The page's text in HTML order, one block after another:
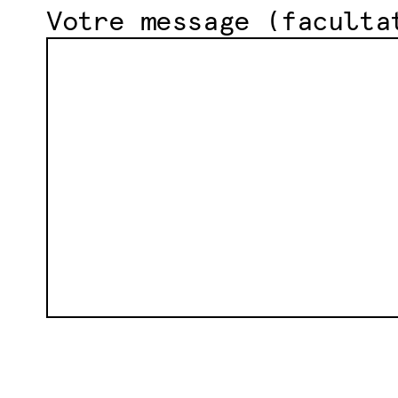
Votre message